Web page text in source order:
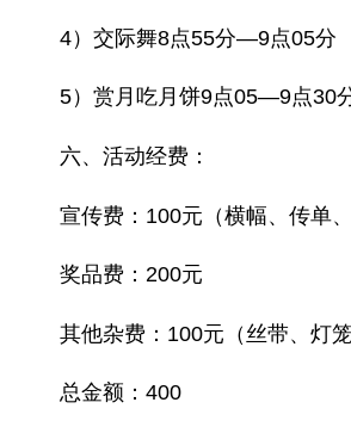
4）交际舞8点55分—9点05分
5）赏月吃月饼9点05—9点30
六、活动经费：
宣传费：100元（横幅、传单、
奖品费：200元
其他杂费：100元（丝带、灯笼
总金额：400